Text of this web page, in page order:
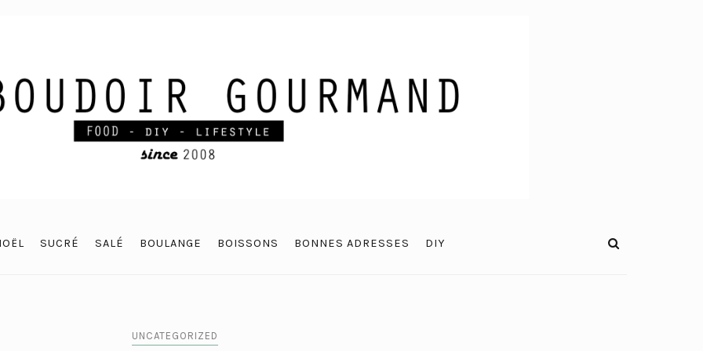
SUCRÉ SALÉ BOULANGE BOISSONS BONNES ADRESSES DIY
UNCATEGORIZED